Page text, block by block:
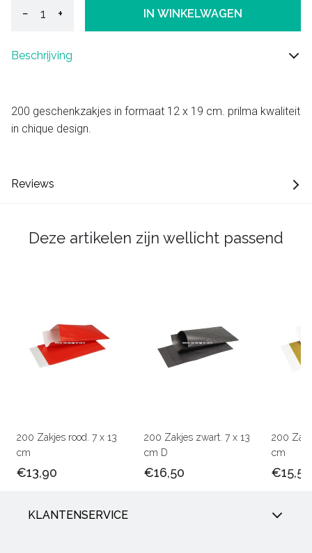
− + IN WINKELWAGEN
Beschrijving
200 geschenkzakjes in formaat 12 x 19 cm. prilma kwaliteit
in chique design.
Reviews
Deze artikelen zijn wellicht passend
200 Zakjes rood. 7 x 13
cm
€13,90
200 Zakjes zwart. 7 x 13
cm D
€16,50
200
cm
€15,50
KLANTENSERVICE